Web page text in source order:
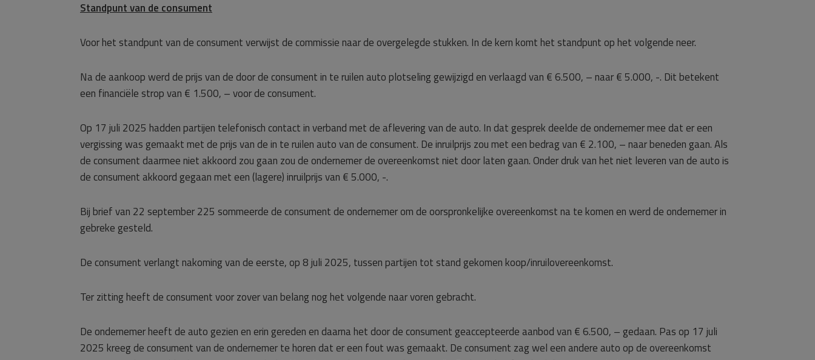
Standpunt van de consument
Voor het standpunt van de consument verwijst de commissie naar de overgelegde stukken. In de kern komt het standpunt op het volgende neer.
Na de aankoop werd de prijs van de door de consument in te ruilen auto plotseling gewijzigd en verlaagd van € 6.500, – naar € 5.000, -. Dit betekent
een financiële strop van € 1.500, – voor de consument.
Op 17 juli 2025 hadden partijen telefonisch contact in verband met de aflevering van de auto. In dat gesprek deelde de ondernemer mee dat er een
vergissing was gemaakt met de prijs van de in te ruilen auto van de consument. De inruilprijs zou met een bedrag van € 2.100, – naar beneden gaan. Als
de consument daarmee niet akkoord zou gaan zou de ondernemer de overeenkomst niet door laten gaan. Onder druk van het niet leveren van de auto is
de consument akkoord gegaan met een (lagere) inruilprijs van € 5.000, -.
Bij brief van 22 september 225 sommeerde de consument de ondernemer om de oorspronkelijke overeenkomst na te komen en werd de ondernemer in
gebreke gesteld.
De consument verlangt nakoming van de eerste, op 8 juli 2025, tussen partijen tot stand gekomen koop/inruilovereenkomst.
Ter zitting heeft de consument voor zover van belang nog het volgende naar voren gebracht.
De ondernemer heeft de auto gezien en erin gereden en daarna het door de consument geaccepteerde aanbod van € 6.500, – gedaan. Pas op 17 juli
2025 kreeg de consument van de ondernemer te horen dat er een fout was gemaakt. De consument zag wel een andere auto op de overeenkomst